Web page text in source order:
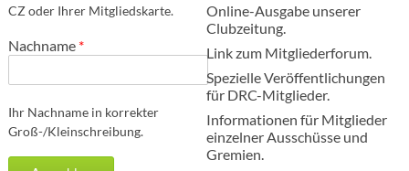
CZ oder Ihrer Mitgliedskarte.
Nachname *
Ihr Nachname in korrekter
Groß-/Kleinschreibung.
Online-Ausgabe unserer
Clubzeitung.
Link zum Mitgliederforum.
Spezielle Veröffentlichungen
für DRC-Mitglieder.
Informationen für Mitglieder
einzelner Ausschüsse und
Gremien.